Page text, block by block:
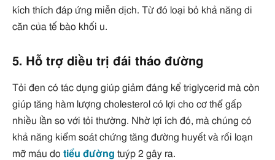
kích thích đáp ứng miễn dịch. Từ đó loại bỏ khả năng di
căn của tế bào khối u.
5. Hỗ trợ diều trị đái tháo đường
Tỏi đen có tác dụng giúp giảm đáng kể triglycerid mà còn
giúp tăng hàm lượng cholesterol có lợi cho cơ thể gấp
nhiều lần so với tỏi thường. Nhờ lợi ích đó, mà chúng có
khả năng kiểm soát chứng tăng đường huyết và rối loạn
mỡ máu do tiểu đường tuýp 2 gây ra.